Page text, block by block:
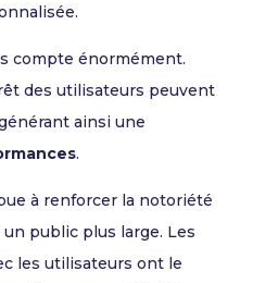
compte énormément.
des utilisateurs peuvent
ainsi une
.
à renforcer la notoriété
public plus large. Les
les utilisateurs ont le